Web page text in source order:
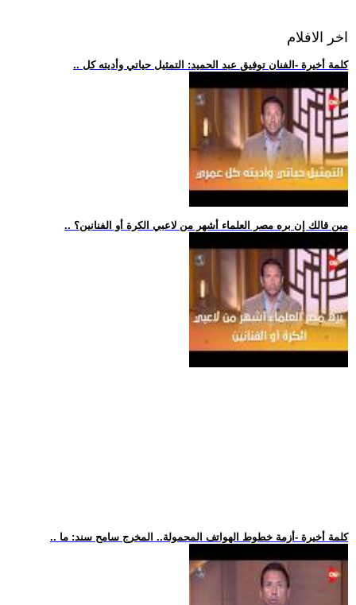
اخر الافلام
.. كلمة أخيرة -الفنان توفيق عبد الحميد: التمثيل حياتي وأديته كل
.. مين قالك إن بره مصر العلماء أشهر من لاعبي الكرة أو الفنانين؟
.. كلمة أخيرة -أزمة خطوط الهواتف المحمولة.. المخرج سامح سند: ما